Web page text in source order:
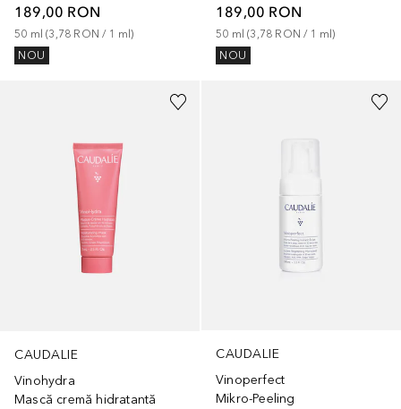
189,00 RON
50 ml (3,78 RON / 1 ml)
NOU
189,00 RON
50 ml (3,78 RON / 1 ml)
NOU
CAUDALIE
Vinohydra
Mască cremă hidratantă
CAUDALIE
Vinoperfect
Mikro-Peeling